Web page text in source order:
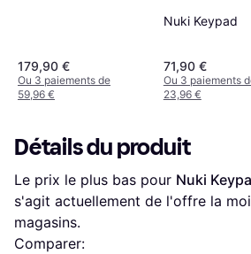
179,90 €
Ou 3 paiements de
59,96 €
Nuki Keypad
71,90 €
Ou 3 paiements
23,96 €
Détails du produit
Le prix le plus bas pour Nuki
s'agit actuellement de l'offre la
magasins.
Comparer: